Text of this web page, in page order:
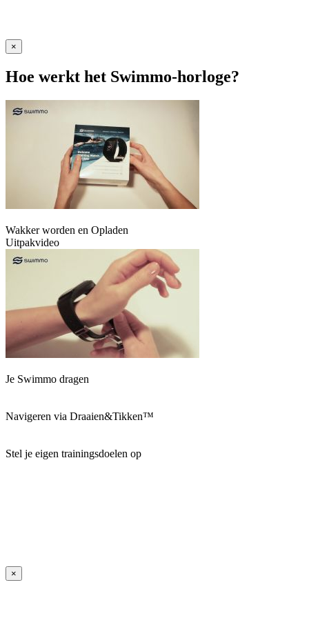
×
Hoe werkt het Swimmo-horloge?
Wakker worden en Opladen
Uitpakvideo
Je Swimmo dragen
Navigeren via Draaien&Tikken™
Stel je eigen trainingsdoelen op
×